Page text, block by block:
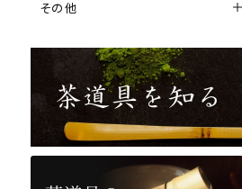
その他